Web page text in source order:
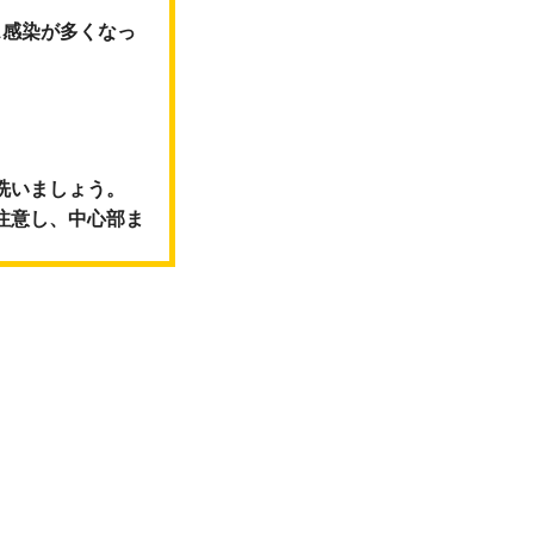
染が多くなっ
ましょう。
意し、中心部ま